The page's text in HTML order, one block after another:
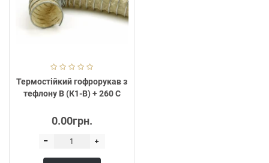
Термостійкий гофрорукав з
тефлону В (К1-В) + 260 С
0.00грн.